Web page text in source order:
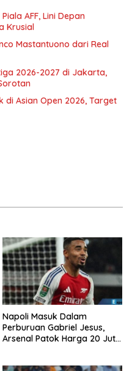
AFF, Lini Depan
Krusial
Mastantuono dari Real
2026-2027 di Jakarta,
di Asian Open 2026, Target
Napoli Masuk Dalam
Perburuan Gabriel Jesus,
Arsenal Patok Harga 20 Juta